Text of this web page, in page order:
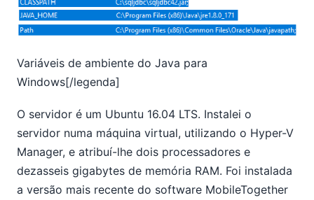
Variáveis de ambiente do Java para
Windows[/legenda]
O servidor é um Ubuntu 16.04 LTS. Instalei o
servidor numa máquina virtual, utilizando o Hyper-V
Manager, e atribuí-lhe dois processadores e
dezasseis gigabytes de memória RAM. Foi instalada
a versão mais recente do software MobileTogether